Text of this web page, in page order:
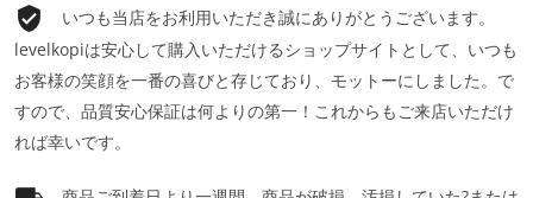
いつも当店をお利用いただき誠にありがとうございます。
levelkopiは安心して購入いただけるショップサイトとして、いつも
お客様の笑顔を一番の喜びと存じており、モットーにしました。で
すので、品質安心保証は何よりの第一！これからもご来店いただけ
れば幸いです。